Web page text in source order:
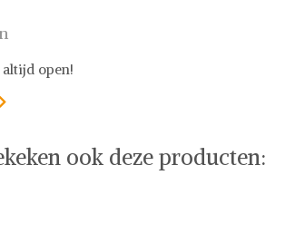
altijd open!

ook deze producten: